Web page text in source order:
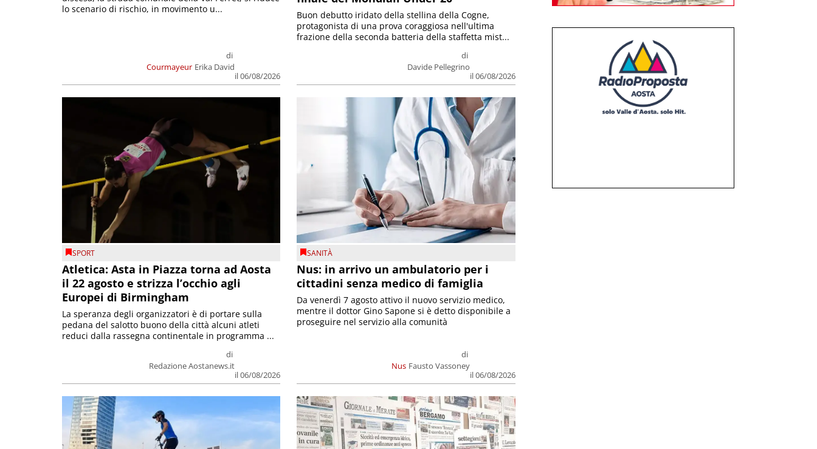
Courmayeur
di
Erika David
il 06/08/2026
lo scenario di rischio, in movimento u...
di
Davide Pellegrino
il 06/08/2026
Buon debutto iridato della stellina della Cogne,
protagonista di una prova coraggiosa nell'ultima
frazione della seconda batteria della staffetta mist...
SPORT
Atletica: Asta in Piazza torna ad Aosta
il 22 agosto e strizza l’occhio agli
Europei di Birmingham
di
Redazione Aostanews.it
il 06/08/2026
La speranza degli organizzatori è di portare sulla
pedana del salotto buono della città alcuni atleti
reduci dalla rassegna continentale in programma ...
SANITÀ
Nus: in arrivo un ambulatorio per i
cittadini senza medico di famiglia
Nus
di
Fausto Vassoney
il 06/08/2026
Da venerdì 7 agosto attivo il nuovo servizio medico,
mentre il dottor Gino Sapone si è detto disponibile a
proseguire nel servizio alla comunità